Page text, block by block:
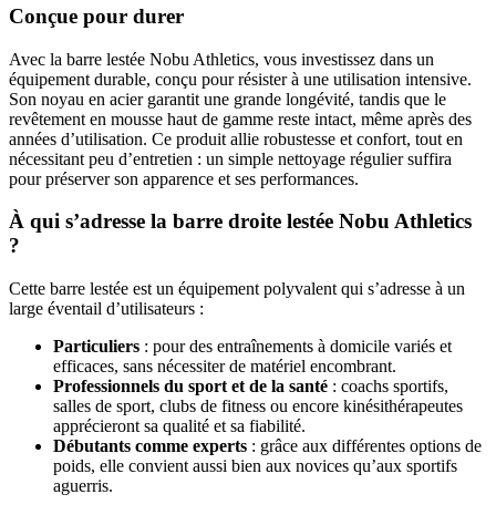
Conçue pour durer
Avec la barre lestée Nobu Athletics, vous investissez dans un
équipement durable, conçu pour résister à une utilisation intensive.
Son noyau en acier garantit une grande longévité, tandis que le
revêtement en mousse haut de gamme reste intact, même après des
années d’utilisation. Ce produit allie robustesse et confort, tout en
nécessitant peu d’entretien : un simple nettoyage régulier suffira
pour préserver son apparence et ses performances.
À qui s’adresse la barre droite lestée Nobu Athletics
?
Cette barre lestée est un équipement polyvalent qui s’adresse à un
large éventail d’utilisateurs :
Particuliers : pour des entraînements à domicile variés et
efficaces, sans nécessiter de matériel encombrant.
Professionnels du sport et de la santé : coachs sportifs,
salles de sport, clubs de fitness ou encore kinésithérapeutes
apprécieront sa qualité et sa fiabilité.
Débutants comme experts : grâce aux différentes options de
poids, elle convient aussi bien aux novices qu’aux sportifs
aguerris.